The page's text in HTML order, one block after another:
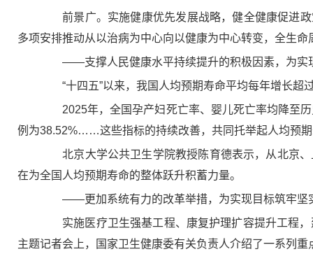
前景广。实施健康优先发展战略，健全健康促进政
多项安排推动从以治病为中心向以健康为中心转变，全生
——支撑人民健康水平持续提升的积极因素，为实
“十四五”以来，我国人均预期寿命平均每年增长超
2025年，全国孕产妇死亡率、婴儿死亡率均降至历
例为38.52%……这些指标的持续改善，共同托举起人均预
北京大学公共卫生学院教授陈育德表示，从北京、
在为全国人均预期寿命的整体跃升积蓄力量。
——更加系统有力的改革举措，为实现目标筑牢坚
实施医疗卫生强基工程、康复护理扩容提升工程，
主题记者会上，国家卫生健康委有关负责人介绍了一系列重